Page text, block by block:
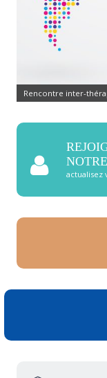
Rencontre inter-
actualisez